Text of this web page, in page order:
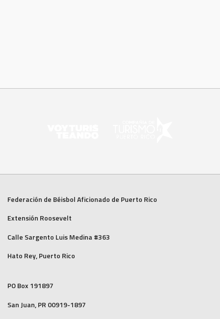
Federación de Béisbol Aficionado de Puerto Rico
Extensión Roosevelt
Calle Sargento Luis Medina #363
Hato Rey, Puerto Rico
PO Box 191897
San Juan, PR 00919-1897